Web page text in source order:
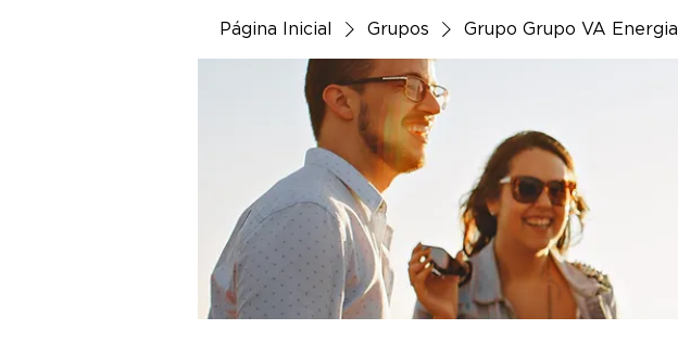
Página Inicial Grupos Grupo Grupo VA Energia